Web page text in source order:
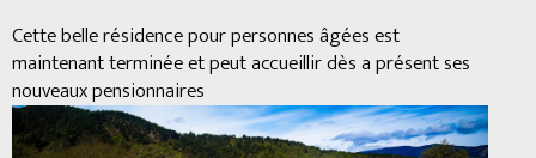
Cette belle résidence pour personnes âgées est
maintenant terminée et peut accueillir dès a présent ses
nouveaux pensionnaires